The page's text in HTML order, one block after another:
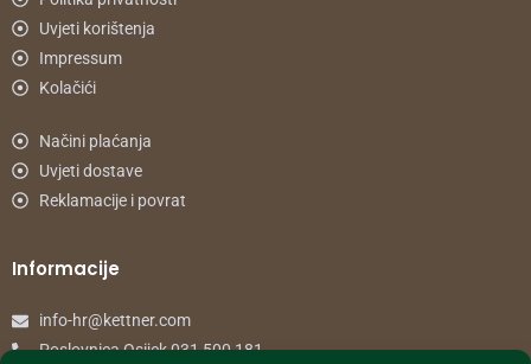
Uvjeti korištenja
Impressum
Kolačići
Načini plaćanja
Uvjeti dostave
Reklamacije i povrat
Informacije
info-hr@kettner.com
Poslovnica Osijek 031 500 181